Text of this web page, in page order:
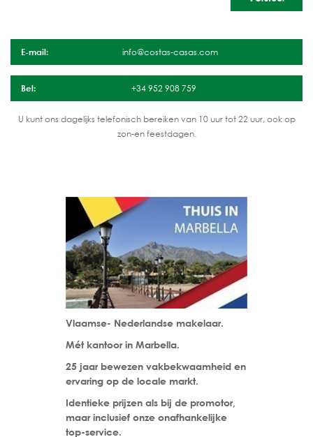
E-mail: info@costas-casas.com
Bel: +34 952 908 759
U kunt ons dagelijks telefonisch bereiken van 10 uur tot 22 uur, ook op
zon-en feestdagen.
Vlaamse- Nederlandse makelaar.
Mét kantoor in Marbella.
25 jaar bewezen vakbekwaamheid en
ervaring op de locale markt.
Identieke prijzen als bij de promotor,
maar inclusief onze onafhankelijke
top-service.